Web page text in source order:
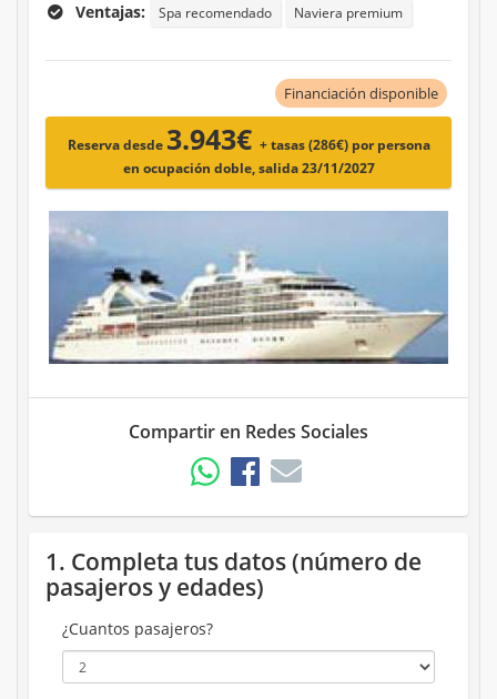
Ventajas:
Spa recomendado Naviera premium
Financiación disponible
Reserva desde 3.943€ + tasas (286€) por persona
en ocupación doble, salida 23/11/2027
Compartir en Redes Sociales
1. Completa tus datos (número de
pasajeros y edades)
¿Cuantos pasajeros?